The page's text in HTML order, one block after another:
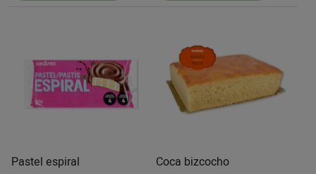
Pastel espiral Coca bizcocho